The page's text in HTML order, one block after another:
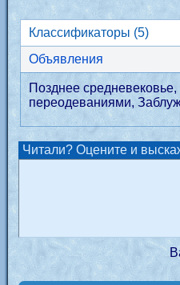
Классификаторы (5)
Объявления
Позднее
переодеваниями,
Читали? Оцените и